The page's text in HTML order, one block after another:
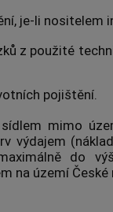
je-li nositelem
z použité
pojištění.
mimo
výdajem
do
na území České